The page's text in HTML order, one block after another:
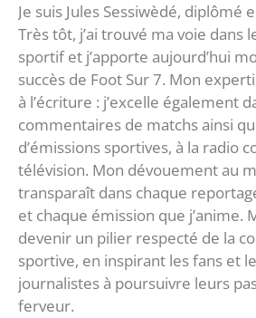
Je suis Jules Sessiwèdé, diplômé
Très tôt, j’ai trouvé ma voie dans
sportif et j’apporte aujourd’hui
succès de Foot Sur 7. Mon
à l’écriture : j’excelle également
commentaires de matchs ainsi
d’émissions sportives, à la radio
télévision. Mon dévouement au
transparaît dans chaque
et chaque émission que j’anime.
devenir un pilier respecté de la
sportive, en inspirant les fans et
journalistes à poursuivre leurs
ferveur.